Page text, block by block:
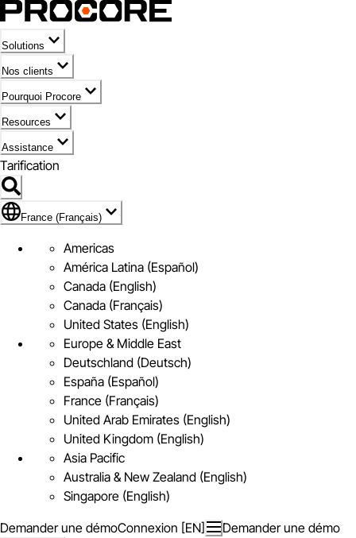
Solutions
Nos clients
Pourquoi Procore
Resources
Assistance
Tarification
Pavillon de France (Français)
France (Français)
Americas
América Latina (Español)
Canada (English)
Canada (Français)
United States (English)
Europe & Middle East
Deutschland (Deutsch)
España (Español)
France (Français)
United Arab Emirates (English)
United Kingdom (English)
Asia Pacific
Australia & New Zealand (English)
Singapore (English)
Demander une démoConnexion [EN] Demander une démo